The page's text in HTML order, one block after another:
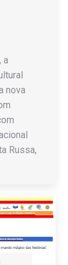
a
nova
Russa,